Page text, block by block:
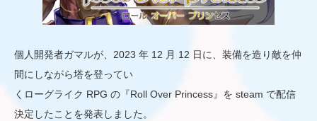
個人開発者ガマルが、2023 年 12 月 12 日に、装備を造り敵を仲
間にしながら塔を登ってい
くローグライク RPG の『Roll Over Princess』を steam で配信
決定したことを発表しました。